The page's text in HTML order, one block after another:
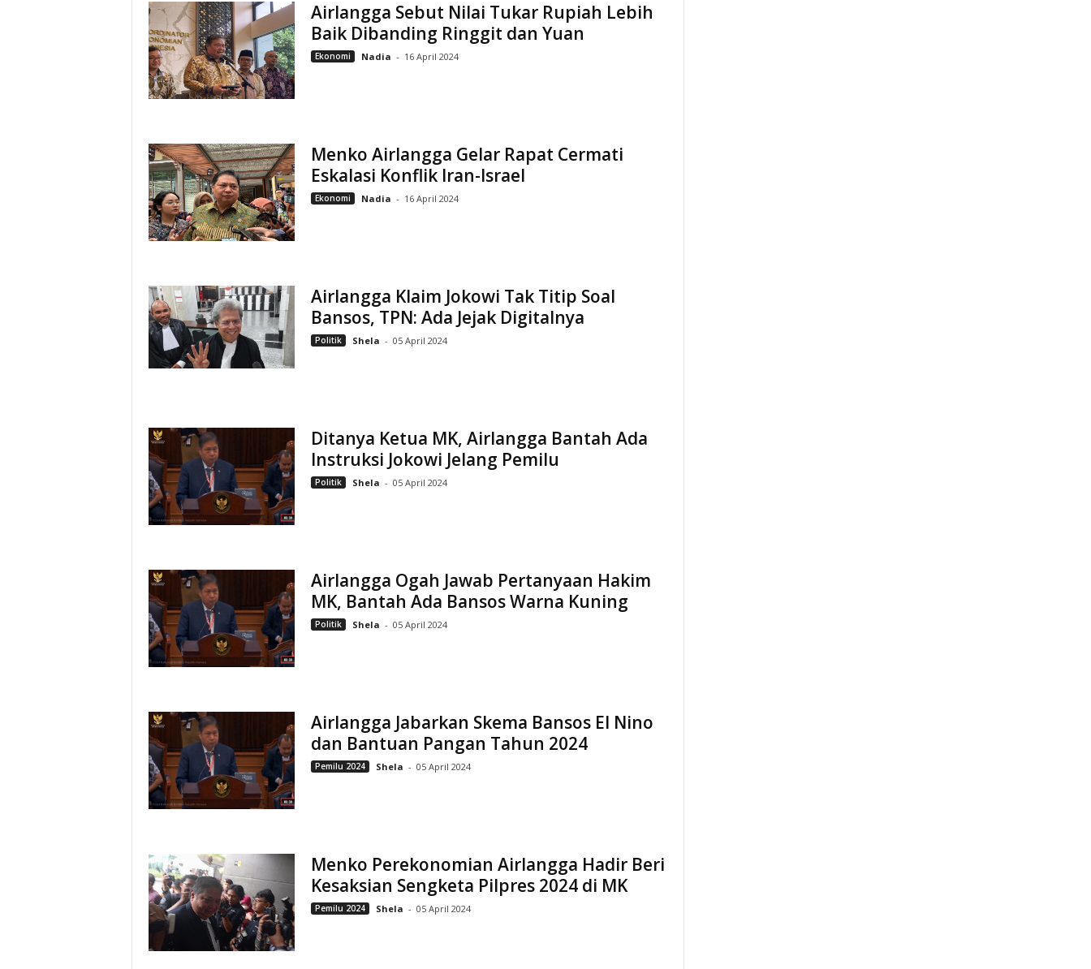
Airlangga Sebut Nilai Tukar Rupiah Lebih
Baik Dibanding Ringgit dan Yuan
Ekonomi Nadia - 16 April 2024
Menko Airlangga Gelar Rapat Cermati
Eskalasi Konflik Iran-Israel
Ekonomi Nadia - 16 April 2024
Airlangga Klaim Jokowi Tak Titip Soal
Bansos, TPN: Ada Jejak Digitalnya
Politik Shela - 05 April 2024
Ditanya Ketua MK, Airlangga Bantah Ada
Instruksi Jokowi Jelang Pemilu
Politik Shela - 05 April 2024
Airlangga Ogah Jawab Pertanyaan Hakim
MK, Bantah Ada Bansos Warna Kuning
Politik Shela - 05 April 2024
Airlangga Jabarkan Skema Bansos El Nino
dan Bantuan Pangan Tahun 2024
Pemilu 2024 Shela - 05 April 2024
Menko Perekonomian Airlangga Hadir Beri
Kesaksian Sengketa Pilpres 2024 di MK
Pemilu 2024 Shela - 05 April 2024